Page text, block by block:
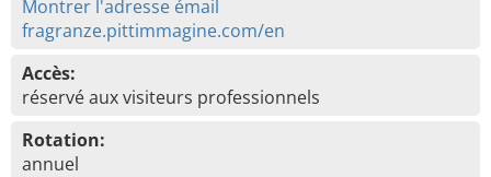
Montrer l'adresse émail
fragranze.pittimmagine.com/en
Accès:
réservé aux visiteurs professionnels
Rotation:
annuel